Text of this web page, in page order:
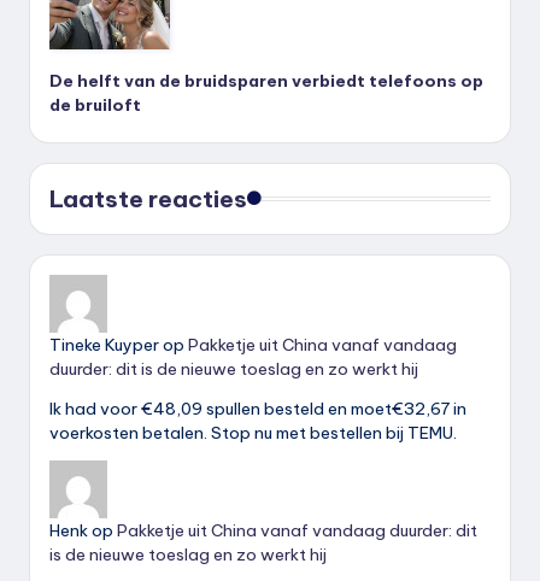
De helft van de bruidsparen verbiedt telefoons op
de bruiloft
Laatste reacties
Tineke Kuyperop Pakketje uit China vanaf vandaag
duurder: dit is de nieuwe toeslag en zo werkt hij
Ik had voor €48,09 spullen besteld en moet€32,67 in
voerkosten betalen. Stop nu met bestellen bij TEMU.
Henkop Pakketje uit China vanaf vandaag duurder: dit
is de nieuwe toeslag en zo werkt hij